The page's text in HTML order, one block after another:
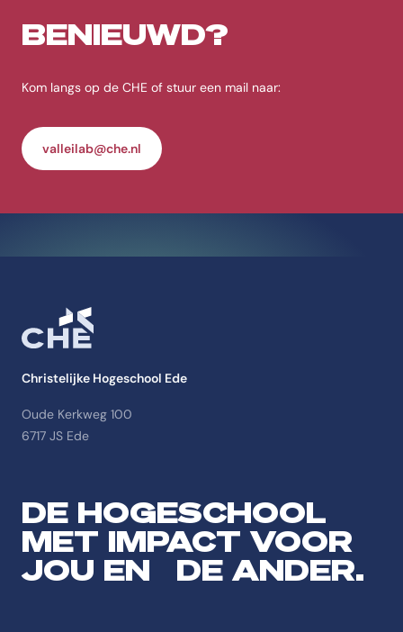
BENIEUWD?
Kom langs op de CHE of stuur een mail naar:
valleilab@che.nl
Christelijke Hogeschool Ede
Oude Kerkweg 100
6717 JS Ede
DE HOGESCHOOL
MET IMPACT VOOR
JOU EN DE ANDER.